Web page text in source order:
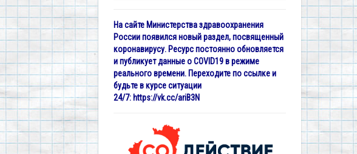
На сайте Министерства здравоохранения
России появился новый раздел, посвященный
коронавирусу. Ресурс постоянно обновляется
и публикует данные о COVID19 в режиме
реального времени. Переходите по ссылке и
будьте в курсе ситуации
24/7: https://vk.cc/ariB3N